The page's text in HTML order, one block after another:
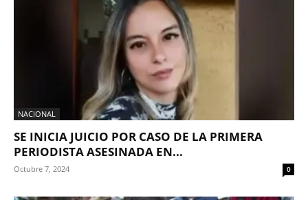
NACIONAL
SE INICIA JUICIO POR CASO DE LA PRIMERA
PERIODISTA ASESINADA EN...
Octubre 7, 2024 0